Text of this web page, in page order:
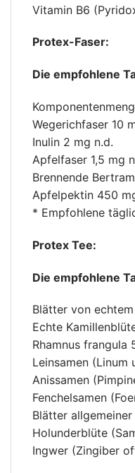
Vitamin B6
Protex-Faser:
Die empfohlene
Wegerichfaser 10
Inulin 2 mg n.d.
Apfelfaser 1,5 mg
Brennende
Apfelpektin 450
* Empfohlene
Protex Tee:
Die empfohlene
Blätter von
Echte
Rhamnus frangula
Leinsamen (Linum
Anissamen
Fenchelsamen
Blätter
Holunderblüte
Ingwer (Zingiber